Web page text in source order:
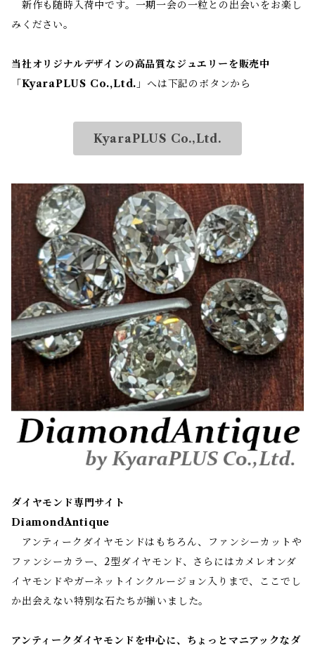
新作も随時入荷中です。一期一会の一粒との出会いをお楽し
みください。
当社オリジナルデザインの高品質なジュエリーを販売中
「 KyaraPLUS Co.,Ltd. 」へは下記のボタンから
KyaraPLUS Co.,Ltd.
ダイヤモンド専門サイト
DiamondAntique
アンティークダイヤモンドはもちろん、ファンシーカットや
ファンシーカラー、2型ダイヤモンド、さらにはカメレオンダ
イヤモンドやガーネットインクルージョン入りまで、ここでし
か出会えない特別な石たちが揃いました。
アンティークダイヤモンドを中心に、ちょっとマニアックなダ